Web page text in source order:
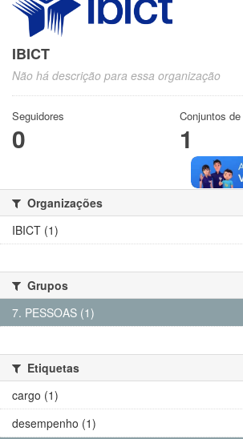
IBICT
Não há descrição para essa organização
Seguidores
0
Conjuntos
1
Organizações
IBICT (1)
Grupos
7. PESSOAS (1)
Etiquetas
cargo (1)
desempenho (1)